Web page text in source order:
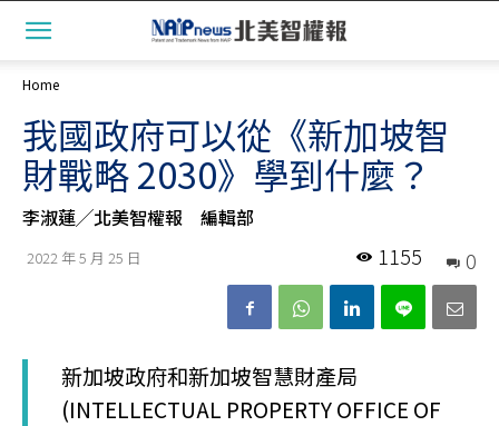
Home
我國政府可以從《新加坡智
財戰略 2030》學到什麼？
李淑蓮╱北美智權報 編輯部
2022 年 5 月 25 日 0
1155
新加坡政府和新加坡智慧財產局
(INTELLECTUAL PROPERTY OFFICE OF